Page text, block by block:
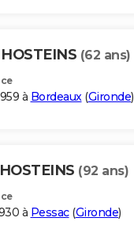
(62 ans)
à Bordeaux(Gironde)
(92 ans)
à Pessac(Gironde)